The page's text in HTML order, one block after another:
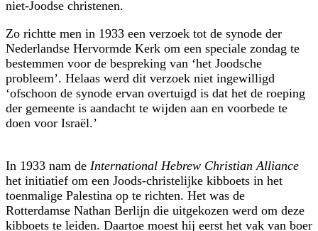
niet-Joodse christenen.
Zo richtte men in 1933 een verzoek tot de synode der
Nederlandse Hervormde Kerk om een speciale zondag te
bestemmen voor de bespreking van ‘het Joodsche
probleem’. Helaas werd dit verzoek niet ingewilligd
‘ofschoon de synode ervan overtuigd is dat het de roeping
der gemeente is aandacht te wijden aan en voorbede te
doen voor Israël.’
In 1933 nam de International Hebrew Christian Alliance
het initiatief om een Joods-christelijke kibboets in het
toenmalige Palestina op te richten. Het was de
Rotterdamse Nathan Berlijn die uitgekozen werd om deze
kibboets te leiden. Daartoe moest hij eerst het vak van boer